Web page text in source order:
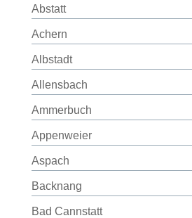
Abstatt
Achern
Albstadt
Allensbach
Ammerbuch
Appenweier
Aspach
Backnang
Bad Cannstatt